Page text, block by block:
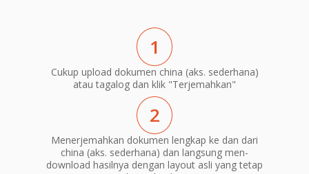
1
Cukup upload dokumen china (aks. sederhana)
atau tagalog dan klik "Terjemahkan"
2
Menerjemahkan dokumen lengkap ke dan dari
china (aks. sederhana) dan langsung men-
download hasilnya dengan layout asli yang tetap